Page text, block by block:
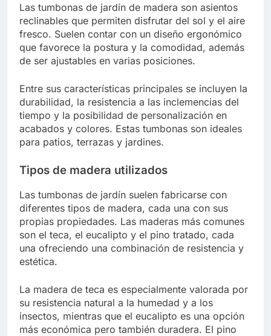
Las tumbonas de jardín de madera son asientos
reclinables que permiten disfrutar del sol y el aire
fresco. Suelen contar con un diseño ergonómico
que favorece la postura y la comodidad, además
de ser ajustables en varias posiciones.
Entre sus características principales se incluyen la
durabilidad, la resistencia a las inclemencias del
tiempo y la posibilidad de personalización en
acabados y colores. Estas tumbonas son ideales
para patios, terrazas y jardines.
Tipos de madera utilizados
Las tumbonas de jardín suelen fabricarse con
diferentes tipos de madera, cada una con sus
propias propiedades. Las maderas más comunes
son el teca, el eucalipto y el pino tratado, cada
una ofreciendo una combinación de resistencia y
estética.
La madera de teca es especialmente valorada por
su resistencia natural a la humedad y a los
insectos, mientras que el eucalipto es una opción
más económica pero también duradera. El pino